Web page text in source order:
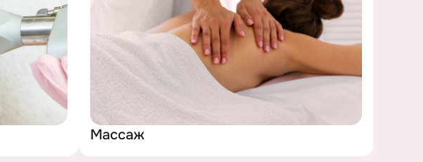
Массаж